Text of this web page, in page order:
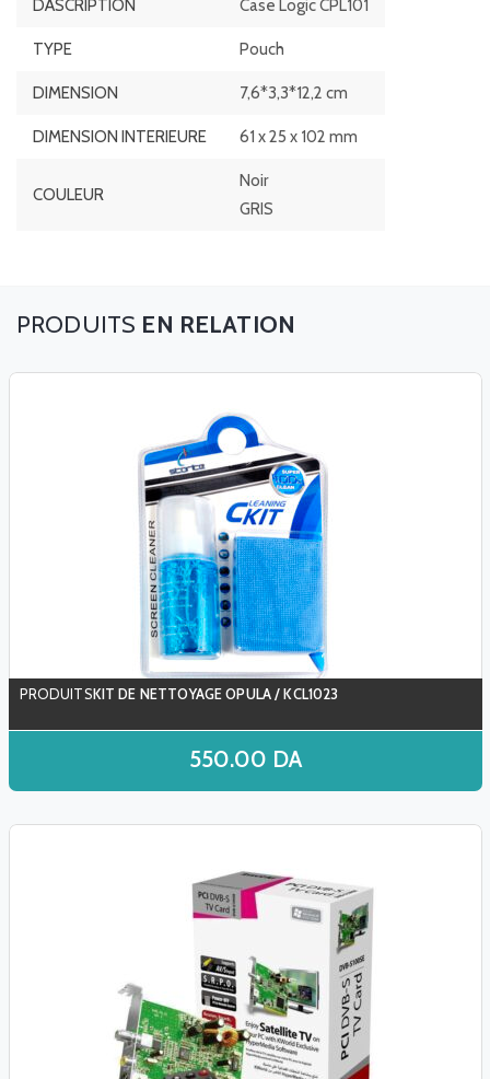
DASCRIPTION Case Logic CPL101
TYPE Pouch
DIMENSION 7,6*3,3*12,2 cm
DIMENSION INTERIEURE 61 x 25 x 102 mm
COULEUR
Noir
GRIS
EN RELATION
KIT DE NETTOYAGE OPULA / KCL1023
550.00 DA